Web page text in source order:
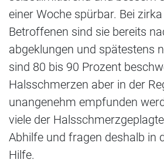
einer Woche spürbar. Bei
Betroffenen sind sie bereits
abgeklungen und spätestens
sind 80 bis 90 Prozent
Halsschmerzen aber in der
unangenehm empfunden
viele der
Abhilfe und fragen deshalb in
Hilfe.